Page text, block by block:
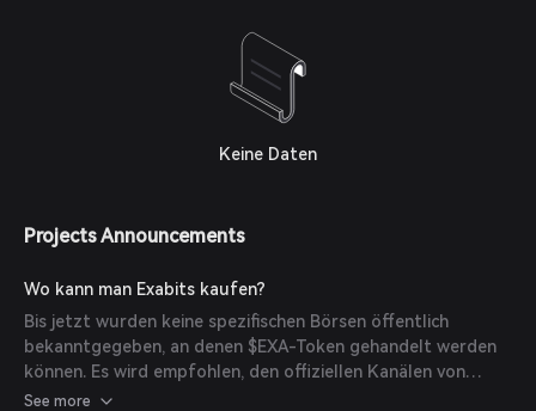
Keine Daten
Projects Announcements
Wo kann man Exabits kaufen?
Bis jetzt wurden keine spezifischen Börsen öffentlich
bekanntgegeben, an denen $EXA-Token gehandelt werden
können. Es wird empfohlen, den offiziellen Kanälen von
Exabits zu folgen, um die neuesten Informationen zur
See more